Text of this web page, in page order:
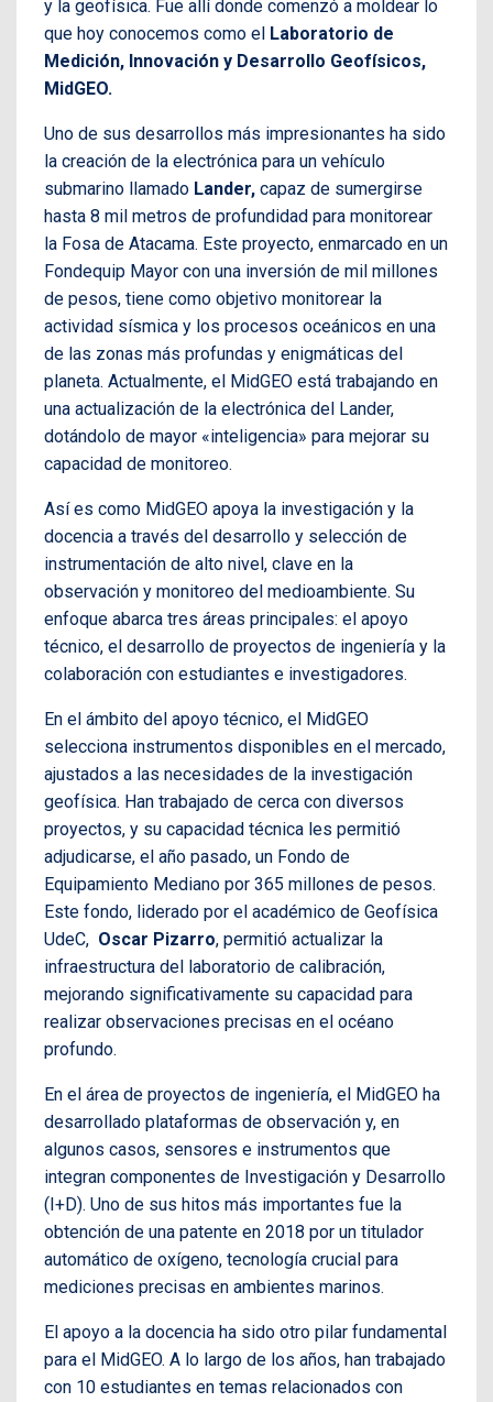
y la geofísica. Fue allí donde comenzó a moldear lo
que hoy conocemos como el Laboratorio de
Medición, Innovación y Desarrollo Geofísicos,
MidGEO.
Uno de sus desarrollos más impresionantes ha sido
la creación de la electrónica para un vehículo
submarino llamado Lander, capaz de sumergirse
hasta 8 mil metros de profundidad para monitorear
la Fosa de Atacama. Este proyecto, enmarcado en un
Fondequip Mayor con una inversión de mil millones
de pesos, tiene como objetivo monitorear la
actividad sísmica y los procesos oceánicos en una
de las zonas más profundas y enigmáticas del
planeta. Actualmente, el MidGEO está trabajando en
una actualización de la electrónica del Lander,
dotándolo de mayor «inteligencia» para mejorar su
capacidad de monitoreo.
Así es como MidGEO apoya la investigación y la
docencia a través del desarrollo y selección de
instrumentación de alto nivel, clave en la
observación y monitoreo del medioambiente. Su
enfoque abarca tres áreas principales: el apoyo
técnico, el desarrollo de proyectos de ingeniería y la
colaboración con estudiantes e investigadores.
En el ámbito del apoyo técnico, el MidGEO
selecciona instrumentos disponibles en el mercado,
ajustados a las necesidades de la investigación
geofísica. Han trabajado de cerca con diversos
proyectos, y su capacidad técnica les permitió
adjudicarse, el año pasado, un Fondo de
Equipamiento Mediano por 365 millones de pesos.
Este fondo, liderado por el académico de Geofísica
UdeC, Oscar Pizarro, permitió actualizar la
infraestructura del laboratorio de calibración,
mejorando significativamente su capacidad para
realizar observaciones precisas en el océano
profundo.
En el área de proyectos de ingeniería, el MidGEO ha
desarrollado plataformas de observación y, en
algunos casos, sensores e instrumentos que
integran componentes de Investigación y Desarrollo
(I+D). Uno de sus hitos más importantes fue la
obtención de una patente en 2018 por un titulador
automático de oxígeno, tecnología crucial para
mediciones precisas en ambientes marinos.
El apoyo a la docencia ha sido otro pilar fundamental
para el MidGEO. A lo largo de los años, han trabajado
con 10 estudiantes en temas relacionados con